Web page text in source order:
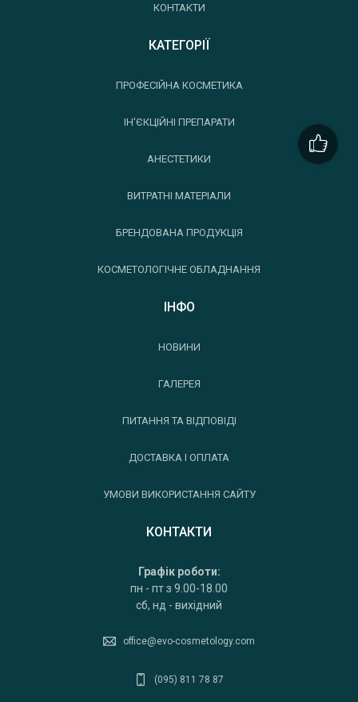
КОНТАКТИ
КАТЕГОРІЇ
ПРОФЕСІЙНА КОСМЕТИКА
ІН'ЄКЦІЙНІ ПРЕПАРАТИ
АНЕСТЕТИКИ
ВИТРАТНІ МАТЕРІАЛИ
БРЕНДОВАНА ПРОДУКЦІЯ
КОСМЕТОЛОГІЧНЕ ОБЛАДНАННЯ
ІНФО
НОВИНИ
ГАЛЕРЕЯ
ПИТАННЯ ТА ВІДПОВІДІ
ДОСТАВКА І ОПЛАТА
УМОВИ ВИКОРИСТАННЯ САЙТУ
КОНТАКТИ
Графік роботи:
пн - пт з 9.00-18.00
сб, нд - вихідний
office@evo-cosmetology.com
(095) 811 78 87